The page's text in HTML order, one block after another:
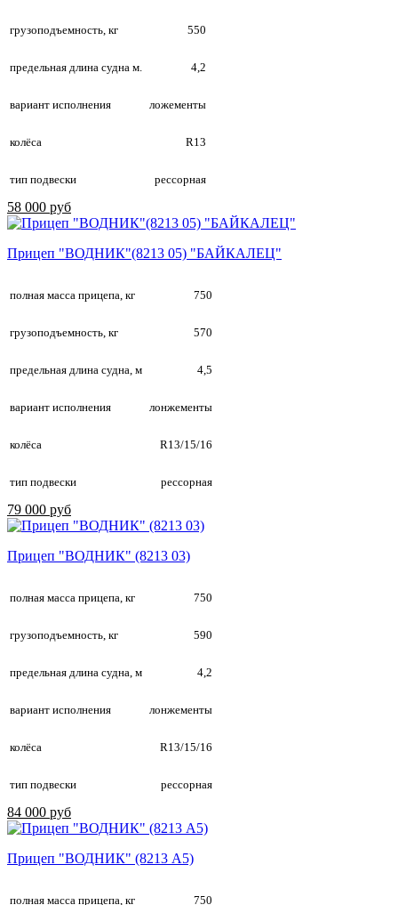
грузоподъемность, кг 550
предельная длина судна м. 4,2
вариант исполнения ложементы
колёса R13
тип подвески рессорная
58 000 руб
Прицеп "ВОДНИК"(8213 05) "БАЙКАЛЕЦ"
полная масса прицепа, кг 750
грузоподъемность, кг 570
предельная длина судна, м 4,5
вариант исполнения лонжементы
колёса R13/15/16
тип подвески рессорная
79 000 руб
Прицеп "ВОДНИК" (8213 03)
полная масса прицепа, кг 750
грузоподъемность, кг 590
предельная длина судна, м 4,2
вариант исполнения лонжементы
колёса R13/15/16
тип подвески рессорная
84 000 руб
Прицеп "ВОДНИК" (8213 А5)
полная масса прицепа, кг 750